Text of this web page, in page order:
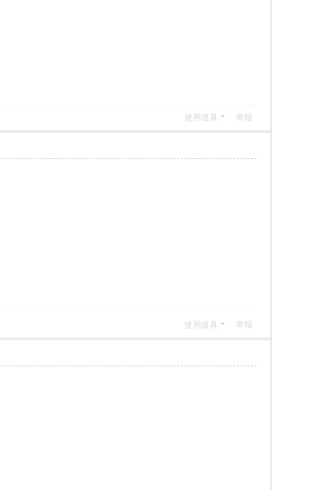
使用道具 举报
使用道具 举报